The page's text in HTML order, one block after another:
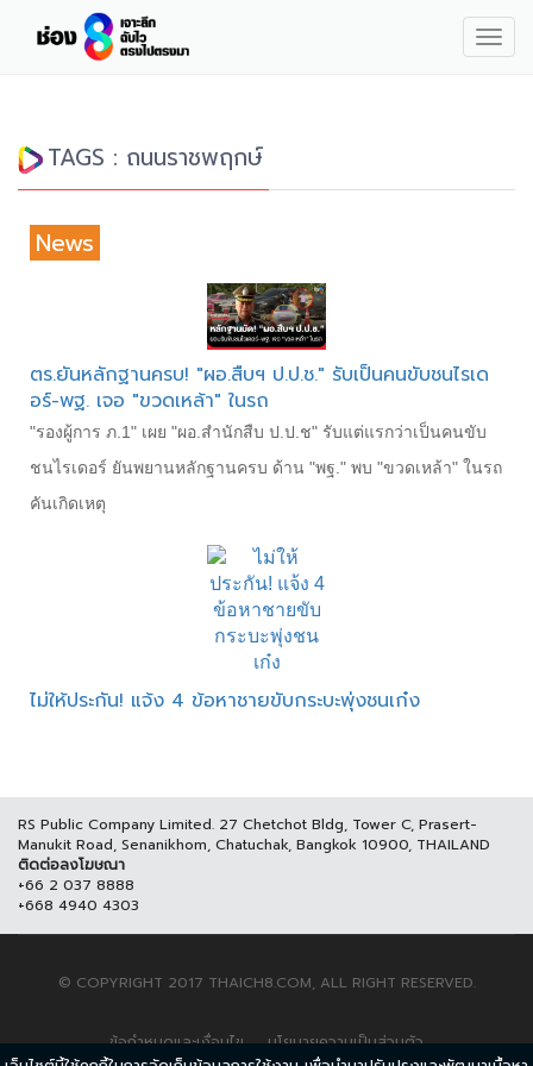
TAGS : ถนนราชพฤกษ์
News
ตร.ยันหลักฐานครบ! "ผอ.สืบฯ ป.ป.ช." รับเป็นคนขับชนไรเด
อร์-พฐ. เจอ "ขวดเหล้า" ในรถ
"รองผู้การ ภ.1" เผย "ผอ.สำนักสืบ ป.ป.ช" รับแต่แรกว่าเป็นคนขับ
ชนไรเดอร์ ยันพยานหลักฐานครบ ด้าน "พฐ." พบ "ขวดเหล้า" ในรถ
คันเกิดเหตุ
ไม่ให้ประกัน! แจ้ง 4 ข้อหาชายขับกระบะพุ่งชนเก๋ง
RS Public Company Limited. 27 Chetchot Bldg, Tower C, Prasert-
Manukit Road, Senanikhom, Chatuchak, Bangkok 10900, THAILAND
ติดต่อลงโฆษณา
+66 2 037 8888
+668 4940 4303
© COPYRIGHT 2017 THAICH8.COM, ALL RIGHT RESERVED.
ข้อกำหนดและเงื่อนไข นโยบายความเป็นส่วนตัว